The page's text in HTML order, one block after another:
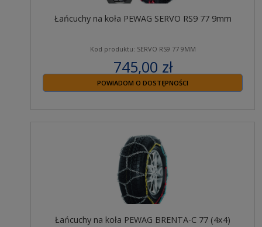
Łańcuchy na koła PEWAG SERVO RS9 77 9mm
Kod produktu: SERVO RS9 77 9MM
745,00 zł
zawiera 23% VAT
POWIADOM O DOSTĘPNOŚCI
Łańcuchy na koła PEWAG BRENTA-C 77 (4x4)